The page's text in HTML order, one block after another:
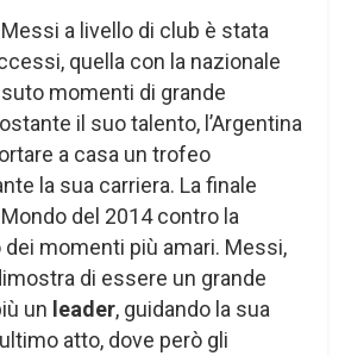
a livello di club è stata
quella con la nazionale
momenti di grande
il suo talento, l’Argentina
a casa un trofeo
la sua carriera. La finale
del 2014 contro la
dei momenti più amari. Messi,
di essere un grande
un leader, guidando la sua
atto, dove però gli